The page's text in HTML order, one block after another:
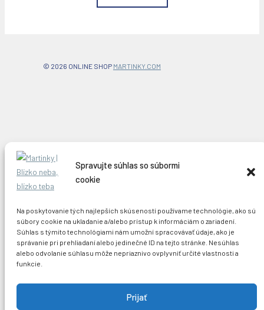
Spravujte súhlas so súbormi
cookie
Na poskytovanie tých najlepších skúseností používame technológie, ako sú
súbory cookie na ukladanie a/alebo prístup k informáciám o zariadení.
Súhlas s týmito technológiami nám umožní spracovávať údaje, ako je
správanie pri prehliadaní alebo jedinečné ID na tejto stránke. Nesúhlas
alebo odvolanie súhlasu môže nepriaznivo ovplyvniť určité vlastnosti a
funkcie.
Prijať
© 2026 ONLINE SHOP MARTINKY.COM